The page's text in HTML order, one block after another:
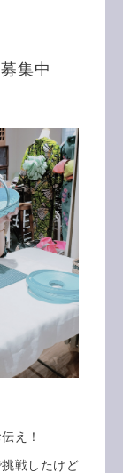
募集中
え！
戦したけど